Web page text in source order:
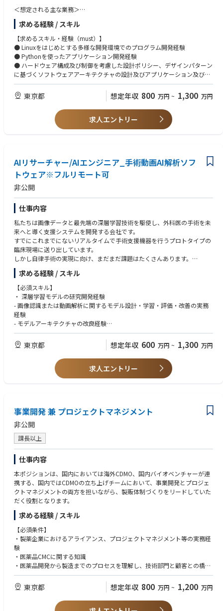
• Read/write scientific documents including data speculation in Japanes
• Communicate/discuss IT/bioinformatics topics with the key stakeholder
英語 English：
Read/write scientific documents including data speculation in English
• Communicate, and discuss IT/bioinformatics topics with the key stakeh
olders and experts in English practically
• Make a English presentation leading and facilitating research discussio
ns in the global meetings
【その他 / Others】
＜必須 / Mandatory＞
• Make training plan about applications
ironment in AZ KK
• Learn new methodology and knowledge with respect to machine learni
ng and neural network
＜想定される主な業務＞
外科医療における人工知能を活用した手術動画の解析ソフトウェアの設
計、実装、評価を担当いただきます。
● 日本向け医療機器ソフトウェア製品の機能拡張(メジャーアップデート)
● 海外向け医療機器ソフトウェアの横展開、各市場に応じた改修
● 医療機器メーカープロダクトと当社製品とのインテグレーション
( ソフトウェアレイヤ及びハードウェアレイヤで設計が必要）
・プログラム医療機器（SaMD）の取り扱いを前提とした業務の知見、実
務経験が得ることが出来ます。
・国内、海外にて様々なPJが進行しており、中心的役割を担っていただき
求める経験 / スキル
【求めるスキル・経験（must）】
● Linuxをはじめとする多様な開発環境でのプログラム開発経験
● Pythonを使ったアプリケーション開発経験
● ハードウェア構成及び制御を考慮した設計ポリシー、デザインパターン
に基づくソフトウェアアーキテクチャの設計及びアプリケーション及びミ
ドルウェア設計
【望ましいスキル・経験(want)】
○ 映像処理系デバイスのハードウェア構成及び制御をふまえたシステムレ
○ 共通：Python実装経験、映像処理実装経験
○ 他言語：C++実装経験（Modern C++実装経験があるとなお歓迎）
○ GUI系：Kivy・Qt(PyQt) 等GUIフレームワークによるGUI実装経験、Ope
nCV・OpenGLによる描画処理実装経験
○ 映像系：キャプチャボード- GPU周りのドライバ実装経験、映像処理の
チューニング経験
【求める人物像】
● チームの一員として関係者と連携して開発実務を進められる方
● チームビルディングに貢献できる方
東京都 想定年収 800 万円 ~ 1,300 万円
求人エントリー
AIリサーチャー/AIエンジニア_手術動画AI解析ソフ
トウェア※フルリモート可
非公開
仕事内容
私たちは画像データと最先端の深層学習技術を駆使し、外科医の手術を未
来へと導く支援システムを開発する会社です。
すでにこれまでにないリアルタイムで手術支援機器を行うプロトタイプの
臨床現場に送り出しています。
しかし自律手術の実現に向け、まだまだ課題はたくさんあります。
そこで、私たちは未知の挑戦に取り組み、持てる技術全てを注ぎ込んだ製
品をこれからも創り出していきます。
そのストーリーに共感し、未知なる領域への興奮を感じるエンジニアの
方々、ぜひお力を貸してください。
【弊社の魅力】
・革新的な医療機器であり、世界初のプロダクトです。
能です。
・社内に外科医がいるためフィードバックを受けやすい環境です。共同研
究機関も日本中にあり、多くのフィードバックが得られます。
・フルリモートやハイブリッドでの働き方については柔軟に活躍いただけ
ロダクトへの適用可能性を評価・検証すること
・ 外科内視鏡画像・動画データを活用した AI モデルの研究開発
・ 仮説立案、実験設計、評価指標設計、エラー分析を通じたモデル性能の
継続的な改善
・ 臨床価値の高いデータを最大限に活かすための、関連部署との連携
・ 新規データセットの設計・作成における、学習結果のフィードバックお
よびデータ解析
・ 研究開発を加速するためのデータ分析、評価ツール、可視化ツール等の
開発
・ 研究成果の発表、論文化、特許化等の推進
・ ソフトウェアエンジニアや関連部署と協業し、研究成果を製品開発へ橋
渡しすること
求める経験 / スキル
【必須スキル】
・ 深層学習モデルの研究開発経験
- 画像認識または動画解析に関するモデル設計・学習・評価・改善の実務
経験
- モデルアーキテクチャの改良経験
- 損失関数の設計および改良経験
- 前処理・後処理・推論パイプラインの改善経験
・ モデルの弱点分析、エラー分析、アブレーション等を通じた改善経験
・ Python を用いた AI 実装経験
- OpenCV、NumPy、scikit-learn等の関連ライブラリに関する知識・利用
【歓迎スキル】
・ 医療画像、内視鏡画像、外科領域の動画解析に関する研究開発経験
・ VLM、LLM、マルチモーダルモデルの開発経験
・ モデルの縮約と最適化の開発経験
・ CUDA、GPGPU、分散学習、推論高速化、メモリ最適化等の経験
・ コンピュータサイエンス、機械学習、関連分野における修士号・博士
号、またはそれに準ずる研究経験
・ 論文執筆、学会発表、特許出願の経験
・ Linux、Git、Docker、MLOps等の開発基盤に関する知識・実務経験
・ 他部署との連携や、組織を巻き込んだ研究開発の推進経験
・ 研究成果を製品開発へ展開した経験
【求める人物像】
・ AI を用いた画像解析・動画解析に深い関心と経験を持ち、当社プロダク
トの発展に情熱を持って取り組める方
・ 最新技術への好奇心を持ち、それを事業価値や製品価値につなげて考え
られる方
・ 仮説立案から実験、分析、改善までを主体的に進められる方
・ 曖昧な課題を構造化し、周囲を巻き込みながら前に進められる方
・ 臨床価値と技術的妥当性の両方を意識して研究開発を進められる方
・ チームの一員として、関係者と連携しながら開発実務を推進できる方
・ チームビルディングやナレッジ共有を通じて、組織全体の研究開発力向
東京都 想定年収 600 万円 ~ 1,300 万円
求人エントリー
事業開発 兼 プロジェクトマネジメント
非公開
課長以上
仕事内容
本ポジションは、国内においては海外CDMO、国内バイオベンチャーが連
携する、国内ではCDMOの立ち上げチームにおいて、事業開発とプロジェ
クトマネジメントの両方を担いながら、製販体制づくりをリードしていた
だく役割となります。
求める経験 / スキル
【必須条件】
・製薬企業におけるアライアンス、プロジェクトマネジメント等の実務経
験
・医薬品CMCに関する知識
・医薬品開発から製造までのプロセスを理解し、技術部門と顧客との橋渡
しができること
・ステークホルダーとの折衝・契約交渉・プレゼンテーション経験
・社内外の多様な関係者を巻き込みながらプロジェクトを推進した経験
東京都 想定年収 800 万円 ~ 1,200 万円